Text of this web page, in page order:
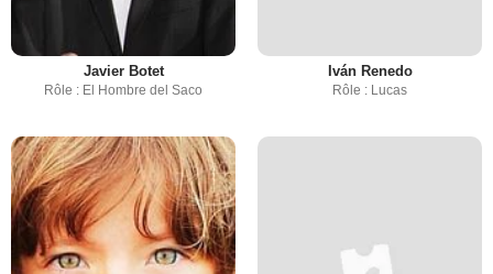
Javier Botet
Rôle : El Hombre del Saco
Iván Renedo
Rôle : Lucas